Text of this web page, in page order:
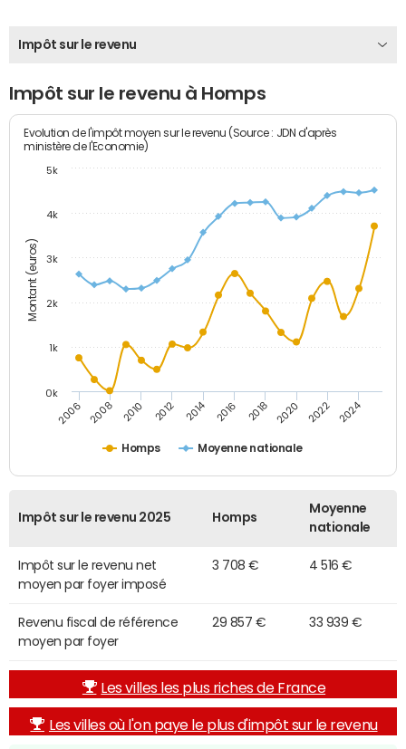
Impôt sur le revenu
Impôt sur le revenu à Homps
Montant (euros)
Evolution de l'impôt moyen sur le revenu (Source : JDN d'après
ministère de l'Economie)
Homps Moyenne nationale
2006 2008 2010 2012 2014 2016 2018 2020 2022 2024
0k
1k
2k
3k
4k
5k
Impôt sur le revenu 2025 Homps
Moyenne
nationale
Impôt sur le revenu net
moyen par foyer imposé
3 708 € 4 516 €
Revenu fiscal de référence
moyen par foyer
29 857 € 33 939 €
Les villes les plus riches de France
Les villes où l'on paye le plus d'impôt sur le revenu